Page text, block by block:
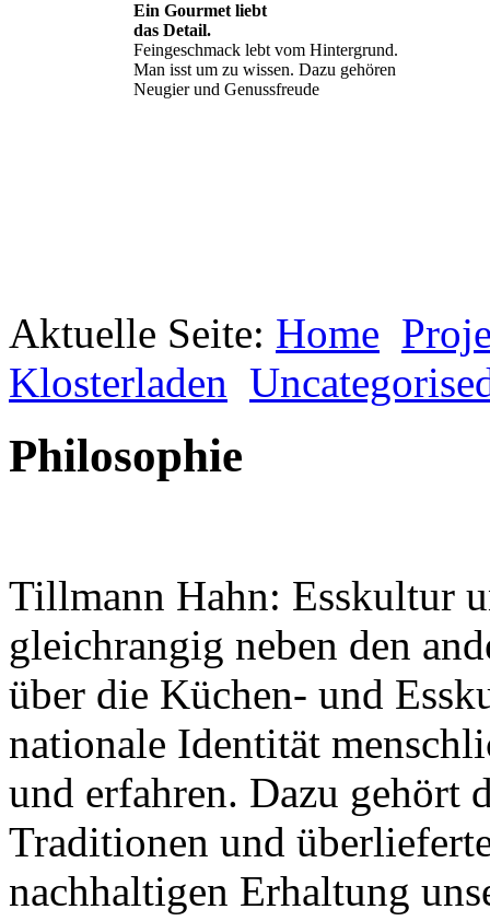
Ein Gourmet liebt
das Detail.
Feingeschmack lebt vom Hintergrund.
Man isst um zu wissen. Dazu gehören
Neugier und Genussfreude
Geheimnisse, die
keine sind.
Ein Potpourri professioneller Rezepte.
Für Liebhaber der einfachen und
regionalen Küche. Nachkochbar, aber
Nachhaltigkeit ist
mir wichtig.
Modernes Kochen mit dem Blick für
Regionalität, Frische und
Wirtschaftlichkeit.
Aktuelle Seite: Home
Klosterladen
Philosophie
Tillmann Hahn: Esskultur
gleichrangig neben den
über die Küchen- und
nationale Identität
und erfahren. Dazu gehört
Traditionen und
nachhaltigen Erhaltung